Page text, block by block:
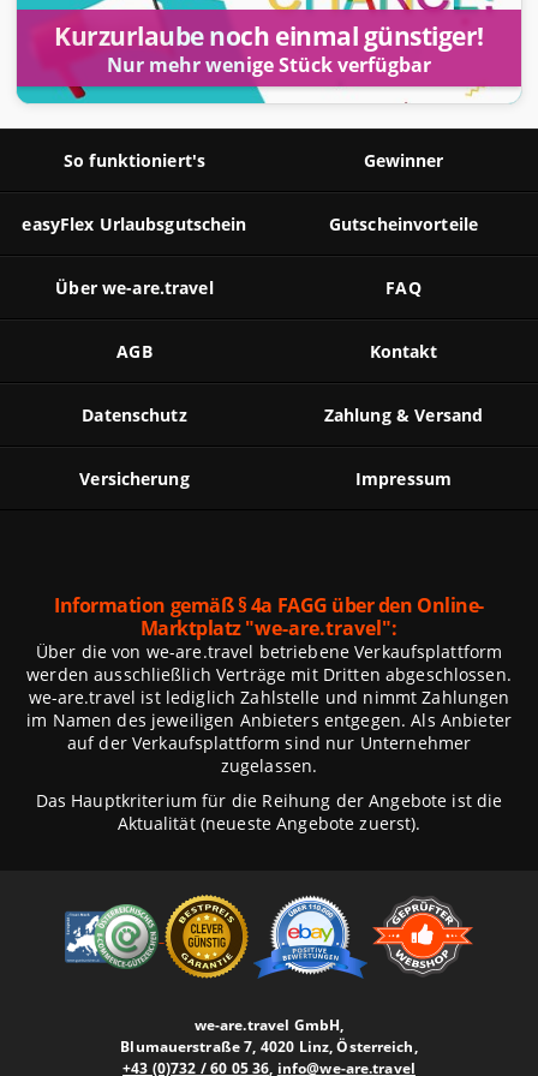
Kurzurlaube noch einmal günstiger!
Nur mehr wenige Stück verfügbar
So funktioniert's Gewinner
easyFlex Urlaubsgutschein Gutscheinvorteile
Über we-are.travel FAQ
AGB Kontakt
Datenschutz Zahlung & Versand
Versicherung Impressum
Information gemäß § 4a FAGG über den Online-
Marktplatz"we-are.travel":
Über die von we-are.travel betriebene Verkaufsplattform
werden ausschließlich Verträge mit Dritten abgeschlossen.
we-are.travel ist lediglich Zahlstelle und nimmt Zahlungen
im Namen des jeweiligen Anbieters entgegen. Als Anbieter
auf der Verkaufsplattform sind nur Unternehmer
zugelassen.
Das Hauptkriterium für die Reihung der Angebote ist die
Aktualität (neueste Angebote zuerst).
we-are.travel GmbH,
Blumauerstraße 7, 4020 Linz, Österreich,
+43 (0)732 / 60 05 36, info@we-are.travel